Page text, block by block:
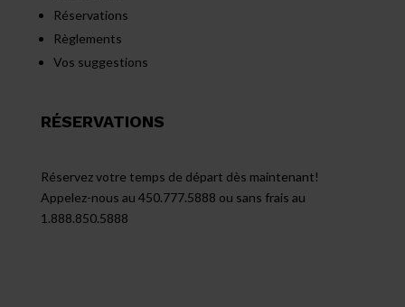
Réservations
Règlements
Vos suggestions
RÉSERVATIONS
Réservez votre temps de départ dès maintenant!
Appelez-nous au 450.777.5888 ou sans frais au
1.888.850.5888